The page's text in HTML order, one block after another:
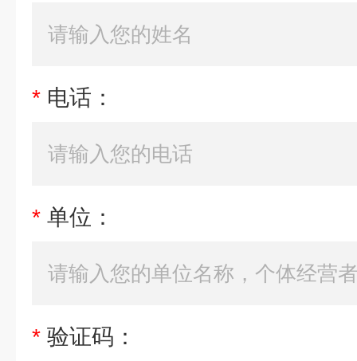
* 电话：
* 单位：
* 验证码：